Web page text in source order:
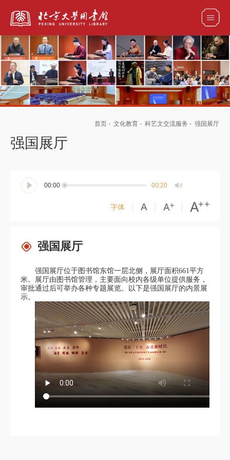
全部资源
首页 - 文化教育 - 科艺文交流服务 - 强国展厅
强国展厅
00:00 00:20
字体
强国展厅
强国展厅位于图书馆东馆一层北侧，展厅面积661平方
米。展厅由图书馆管理，主要面向校内各级单位提供服务，
审批通过后可举办各种专题展览。以下是强国展厅的内景展
示。